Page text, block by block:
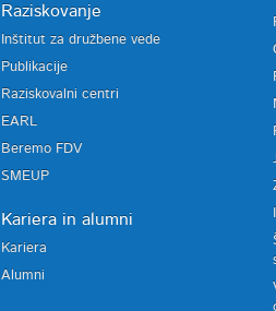
Raziskovanje
Inštitut za družbene vede
Publikacije
Raziskovalni centri
EARL
Beremo FDV
SMEUP
Kariera in alumni
Kariera
Alumni